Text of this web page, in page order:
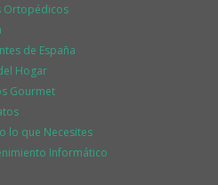
Ortopédicos
de España
Hogar
Gourmet
lo que Necesites
Informático